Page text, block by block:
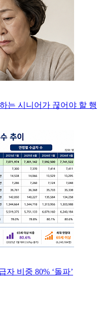
는 시니어가 끊어야 할 행
자 비중 80% ‘돌파’